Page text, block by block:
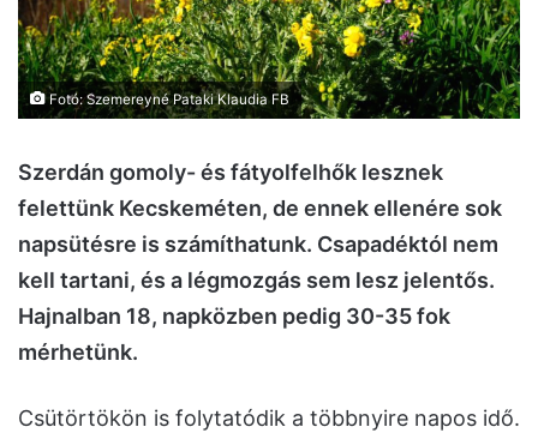
Fotó: Szemereyné Pataki Klaudia FB
Szerdán gomoly- és fátyolfelhők lesznek
felettünk Kecskeméten, de ennek ellenére sok
napsütésre is számíthatunk. Csapadéktól nem
kell tartani, és a légmozgás sem lesz jelentős.
Hajnalban 18, napközben pedig 30-35 fok
mérhetünk.
Csütörtökön is folytatódik a többnyire napos idő.